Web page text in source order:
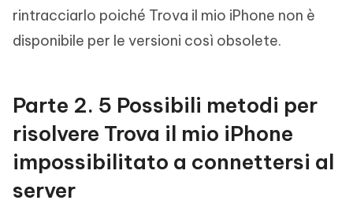
rintracciarlo poiché Trova il mio iPhone non è
disponibile per le versioni così obsolete.
Parte 2. 5 Possibili metodi per
risolvere Trova il mio iPhone
impossibilitato a connettersi al
server